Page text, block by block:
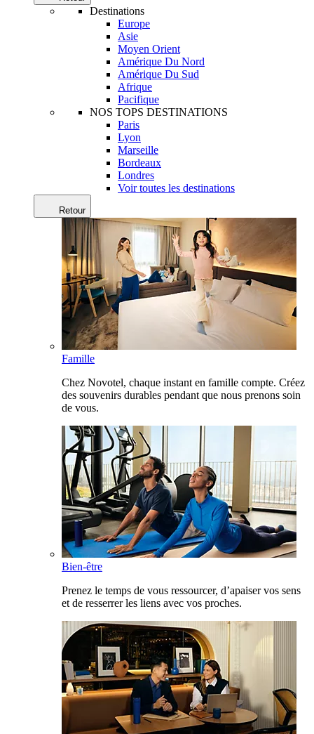
Destinations
Europe
Asie
Moyen Orient
Amérique Du Nord
Amérique Du Sud
Afrique
Pacifique
NOS TOPS DESTINATIONS
Paris
Lyon
Marseille
Bordeaux
Londres
Voir toutes les destinations
Retour
Famille
Chez Novotel, chaque instant en famille compte. Créez
des souvenirs durables pendant que nous prenons soin
de vous.
Bien-être
Prenez le temps de vous ressourcer, d’apaiser vos sens
et de resserrer les liens avec vos proches.